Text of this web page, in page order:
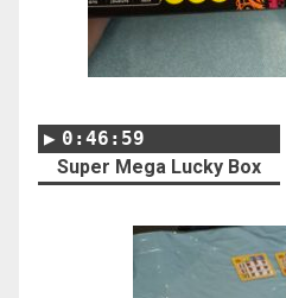
0:46:59
Super Mega Lucky Box